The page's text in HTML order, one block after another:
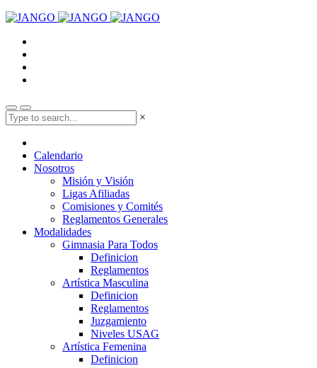
×
Calendario
Nosotros
Misión y Visión
Ligas Afiliadas
Comisiones y Comités
Reglamentos Generales
Modalidades
Gimnasia Para Todos
Definicion
Reglamentos
Artística Masculina
Definicion
Reglamentos
Juzgamiento
Niveles USAG
Artística Femenina
Definicion